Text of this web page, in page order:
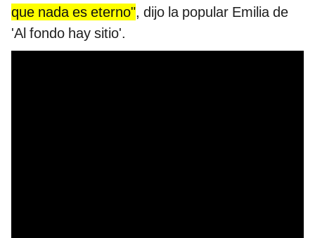
que nada es eterno", dijo la popular Emilia de
'Al fondo hay sitio'.